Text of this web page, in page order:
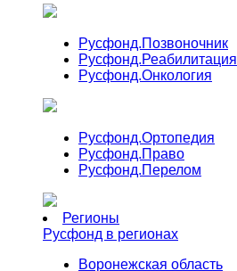
Русфонд.Позвоночник
Русфонд.Реабилитация
Русфонд.Онкология
Русфонд.Ортопедия
Русфонд.Право
Русфонд.Перелом
Регионы
Русфонд в регионах
Воронежская область